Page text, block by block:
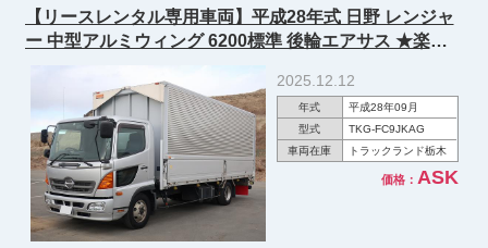
【リースレンタル専用車両】平成28年式 日野 レンジャ
ー 中型アルミウィング 6200標準 後輪エアサス ★楽の
2025.12.12
年式
平成28年09月
型式
TKG-FC9JKAG
車両在庫
トラックランド栃木
価格： ASK